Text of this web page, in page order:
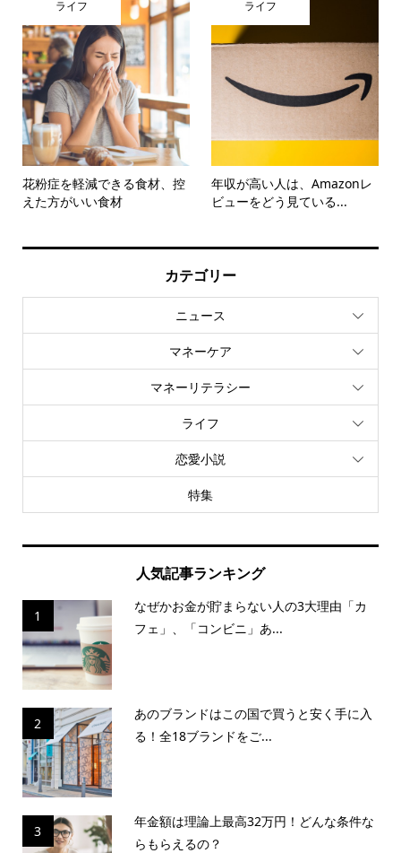
ライフ
花粉症を軽減できる食材、控
えた方がいい食材
ライフ
年収が高い人は、Amazonレ
ビューをどう見ている...
カテゴリー
ニュース
マネーケア
マネーリテラシー
ライフ
恋愛小説
特集
人気記事ランキング
1
なぜかお金が貯まらない人の3大理由「カ
フェ」、「コンビニ」あ...
2
あのブランドはこの国で買うと安く手に入
る！全18ブランドをご...
3
年金額は理論上最高32万円！どんな条件な
らもらえるの？